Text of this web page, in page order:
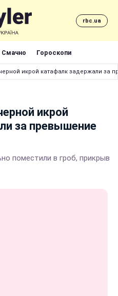
rbc.ua
Смачно Гороскопи
икрой катафалк задержали за
икрой
за превышение
поместили в гроб, прикрыв